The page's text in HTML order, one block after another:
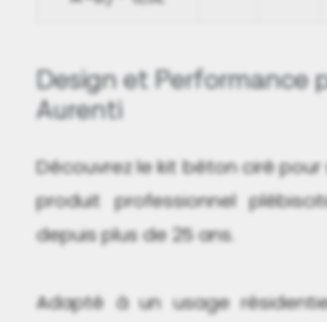
Design et Performance
Aurenti
Découvrez le kit béton ciré pour
produit professionnel
depuis plus de 25 ans.
Adapté à un usage